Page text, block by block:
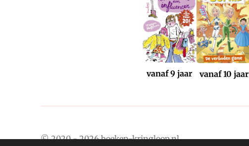
vanaf 9 jaar vanaf 10 jaar
© 2020 - 2026 boeken-kringloop.nl